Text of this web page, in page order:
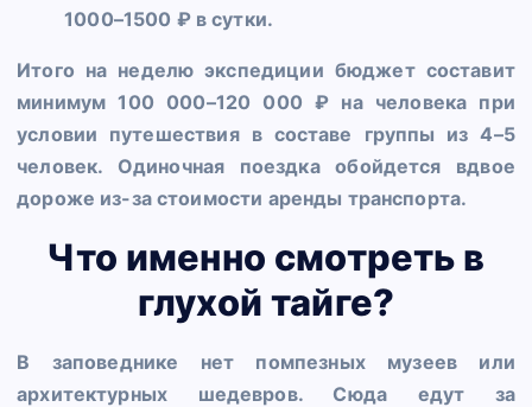
1000–1500 ₽ в сутки.
Итого на неделю экспедиции бюджет составит
минимум 100 000–120 000 ₽ на человека при
условии путешествия в составе группы из 4–5
человек. Одиночная поездка обойдется вдвое
дороже из-за стоимости аренды транспорта.
Что именно смотреть в
глухой тайге?
В заповеднике нет помпезных музеев или
архитектурных шедевров. Сюда едут за